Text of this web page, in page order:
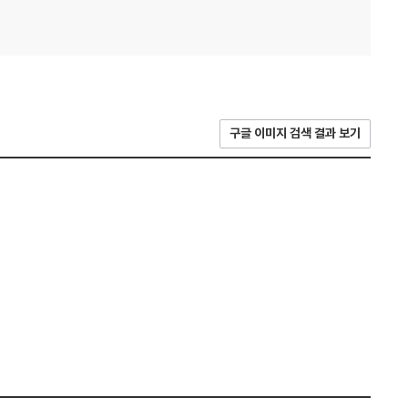
구글 이미지 검색 결과 보기